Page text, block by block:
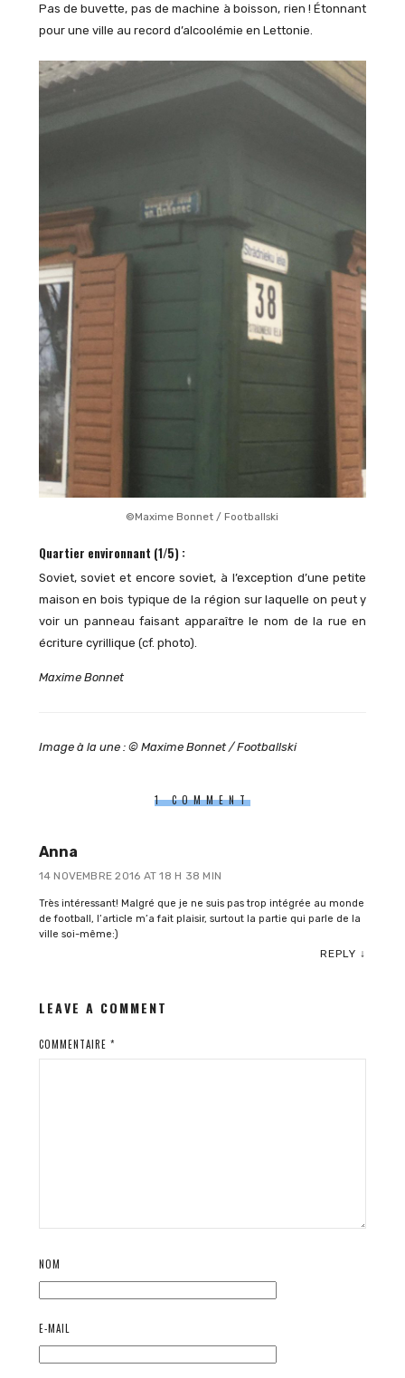
Pas de buvette, pas de machine à boisson, rien ! Étonnant
pour une ville au record d’alcoolémie en Lettonie.
©Maxime Bonnet / Footballski
Quartier environnant (1/5) :
Soviet, soviet et encore soviet, à l’exception d’une petite
maison en bois typique de la région sur laquelle on peut y
voir un panneau faisant apparaître le nom de la rue en
écriture cyrillique (cf. photo).
Maxime Bonnet
Image à la une : © Maxime Bonnet / Footballski
1 COMMENT
Anna
14 NOVEMBRE 2016 AT 18 H 38 MIN
Très intéressant! Malgré que je ne suis pas trop intégrée au monde
de football, l’article m’a fait plaisir, surtout la partie qui parle de la
ville soi-même:)
REPLY ↓
LEAVE A COMMENT
COMMENTAIRE *
NOM
E-MAIL